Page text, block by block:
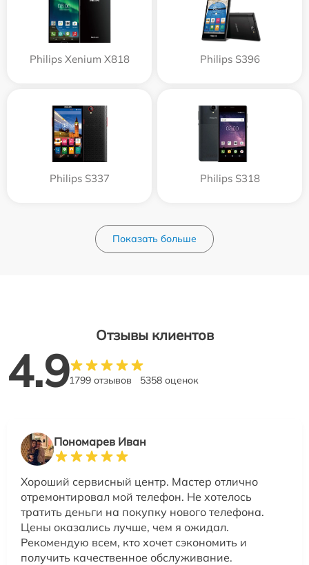
Philips Xenium X818 Philips S396
Philips S337 Philips S318
Показать больше
Отзывы клиентов
4.91799 отзывов 5358 оценок
Пономарев Иван
Хороший сервисный центр. Мастер отлично
отремонтировал мой телефон. Не хотелось
тратить деньги на покупку нового телефона.
Цены оказались лучше, чем я ожидал.
Рекомендую всем, кто хочет сэкономить и
получить качественное обслуживание.